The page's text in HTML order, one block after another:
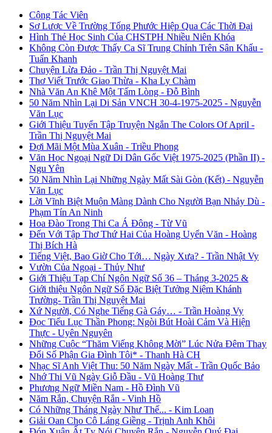
Cộng Tác Viên
Sơ Lược Về Trường Tống Phước Hiệp Qua Các Thời Đại
Hình Thẻ Học Sinh Của CHSTPH Nhiều Niên Khóa
Không Còn Được Thấy Ca Sĩ Trung Chỉnh Trên Sân Khấu -
Tuấn Khanh
Chuyện Lừa Đảo - Trần Thị Nguyệt Mai
Thơ Viết Trước Giao Thừa - Kha Ly Chàm
Nhà Văn An Khê Một Tấm Lòng - Đỗ Bình
50 Năm Nhìn Lại Di Sản VNCH 30-4-1975-2025 - Nguyễn
Văn Lục
Giới Thiệu Tuyển Tập Truyện Ngắn The Colors Of April -
Trần Thị Nguyệt Mai
Đợi Mãi Một Mùa Xuân - Triều Phong
Văn Học Ngoại Ngữ Di Dân Gốc Việt 1975-2025 (Phần II) -
Ngu Yên
50 Năm Nhìn Lại Những Ngày Mất Sài Gòn (Kết) - Nguyễn
Văn Lục
Lời Vĩnh Biệt Muộn Màng Dành Cho Người Bạn Nhảy Dù -
Phạm Tín An Ninh
Hoa Đào Trong Thi Ca Á Đông - Từ Vũ
Đến Với Tập Thơ Thứ Hai Của Hoàng Uyển Văn - Hoàng
Thị Bích Hà
Tiếng Việt, Bao Giờ Cho Tới… Ngày Xưa? - Trần Nhật Vy
Vườn Của Ngoại - Thủy Như
Giới Thiệu Tạp Chí Ngôn Ngữ Số 36 – Tháng 3-2025 &
Giới thiệu Ngôn Ngữ Số Đặc Biệt Tưởng Niệm Khánh
Trường- Trần Thị Nguyệt Mai
Xứ Người, Có Nghe Tiếng Gà Gáy… - Trần Hoàng Vy
Đọc Tiểu Lục Thần Phong: Ngòi Bút Hoài Cảm Và Hiện
Thực - Uyên Nguyên
Những Cuộc “Thăm Viếng Không Mời” Lúc Nửa Đêm Thay
Đổi Số Phận Gia Đình Tôi* - Thanh Hà CH
Nhạc Sĩ Anh Việt Thu: 50 Năm Ngày Mất - Trần Quốc Bảo
Nhớ Thi Vũ Ngày Giỗ Đầu - Vũ Hoàng Thư
Phương Ngữ Miền Nam - Hồ Đình Vũ
Năm Rắn, Chuyện Rắn - Vinh Hồ
Có Những Tháng Ngày Như Thế... - Kim Loan
Giải Oan Cho Cô Láng Giềng - Trịnh Anh Khôi